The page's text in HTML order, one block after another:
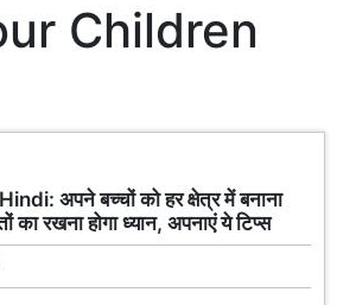
Children
अपने बच्चों को हर क्षेत्र में बनाना
का रखना होगा ध्यान, अपनाएं ये टिप्स